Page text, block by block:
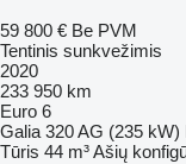
59 800 € Be PVM
Tentinis sunkvežimis
2020
233 950 km
Euro 6
Galia 320 AG (235 kW)
Tūris 44 m³Ašių